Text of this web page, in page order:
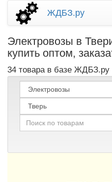
ЖДБЗ.ру
Электровозы в
купить оптом,
34 товара в базе ЖДБЗ.ру